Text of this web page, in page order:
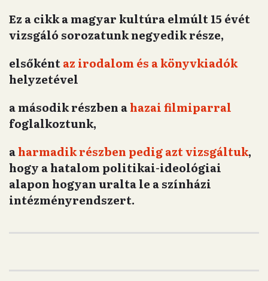
Ez a cikk a magyar kultúra elmúlt 15 évét
vizsgáló sorozatunk negyedik része,
elsőkéntaz irodalom és a könyvkiadók
helyzetével
a második részben ahazai filmiparral
foglalkoztunk,
aharmadik részben pedig azt vizsgáltuk,
hogy a hatalom politikai-ideológiai
alapon hogyan uralta le a színházi
intézményrendszert.